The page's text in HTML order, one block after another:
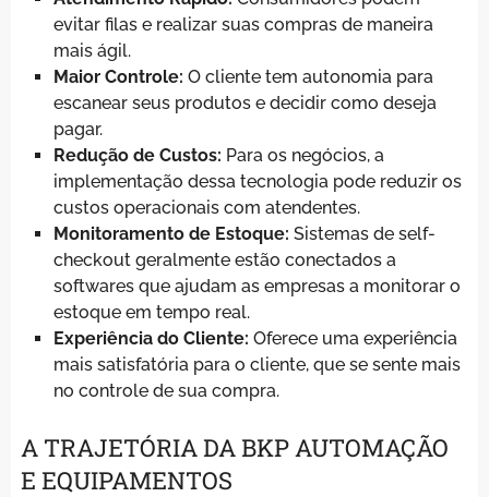
evitar filas e realizar suas compras de maneira
mais ágil.
Maior Controle: O cliente tem autonomia para
escanear seus produtos e decidir como deseja
pagar.
Redução de Custos: Para os negócios, a
implementação dessa tecnologia pode reduzir os
custos operacionais com atendentes.
Monitoramento de Estoque: Sistemas de self-
checkout geralmente estão conectados a
softwares que ajudam as empresas a monitorar o
estoque em tempo real.
Experiência do Cliente: Oferece uma experiência
mais satisfatória para o cliente, que se sente mais
no controle de sua compra.
A TRAJETÓRIA DA BKP AUTOMAÇÃO
E EQUIPAMENTOS